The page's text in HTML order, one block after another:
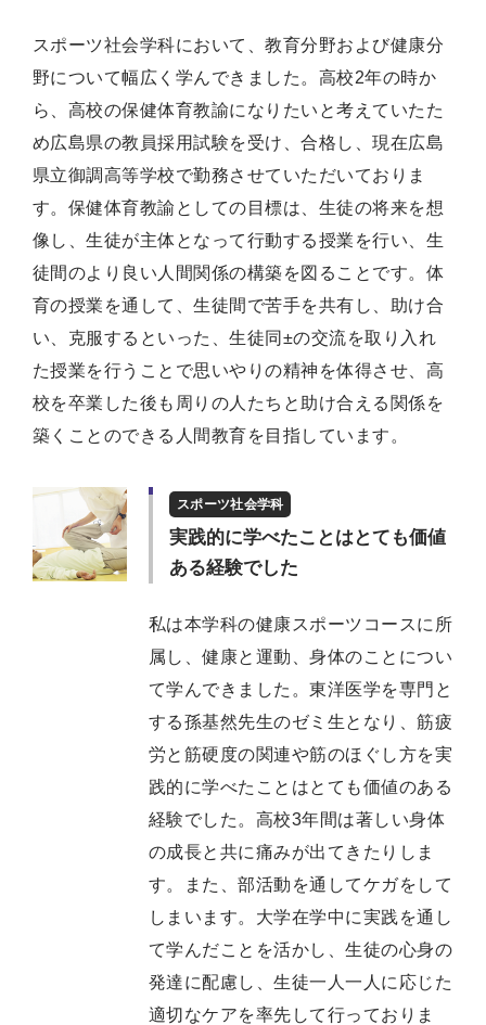
スポーツ社会学科において、教育分野および健康分
野について幅広く学んできました。高校2年の時か
ら、高校の保健体育教諭になりたいと考えていたた
め広島県の教員採用試験を受け、合格し、現在広島
県立御調高等学校で勤務させていただいておりま
す。保健体育教諭としての目標は、生徒の将来を想
像し、生徒が主体となって行動する授業を行い、生
徒間のより良い人間関係の構築を図ることです。体
育の授業を通して、生徒間で苦手を共有し、助け合
い、克服するといった、生徒同±の交流を取り入れ
た授業を行うことで思いやりの精神を体得させ、高
校を卒業した後も周りの人たちと助け合える関係を
築くことのできる人間教育を目指しています。
スポーツ社会学科
実践的に学べたことはとても価値
ある経験でした
私は本学科の健康スポーツコースに所
属し、健康と運動、身体のことについ
て学んできました。東洋医学を専門と
する孫基然先生のゼミ生となり、筋疲
労と筋硬度の関連や筋のほぐし方を実
践的に学べたことはとても価値のある
経験でした。高校3年間は著しい身体
の成長と共に痛みが出てきたりしま
す。また、部活動を通してケガをして
しまいます。大学在学中に実践を通し
て学んだことを活かし、生徒の心身の
発達に配慮し、生徒一人一人に応じた
適切なケアを率先して行っておりま